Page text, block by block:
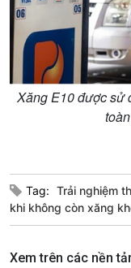
thương mại
360 độ Sức khỏe
Chuyển đổi Xanh
Tài nguyên và Môi
Xã hội chuyển động
Xăng E10 được sử
Tag: Trải nghiệm
khi không còn xăng
Xem trên các nền